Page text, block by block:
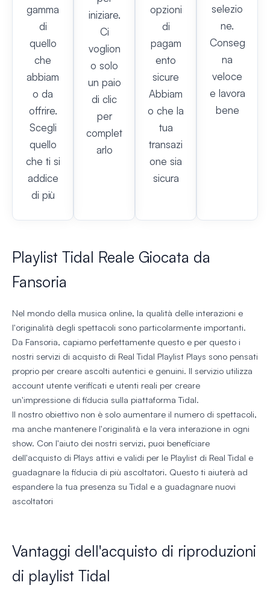
gamma
di
quello
che
abbiam
o da
offrire.
Scegli
quello
che ti si
addice
di più
iniziare.
Ci
voglion
o solo
un paio
di clic
per
complet
arlo
opzioni
di
pagam
ento
sicure
Abbiam
o che la
tua
transazi
one sia
sicura
selezio
ne.
Conseg
na
veloce
e lavora
bene
Playlist Tidal Reale Giocata da
Fansoria
Nel mondo della musica online, la qualità delle interazioni e
l'originalità degli spettacoli sono particolarmente importanti.
Da Fansoria, capiamo perfettamente questo e per questo i
nostri servizi di acquisto di Real Tidal Playlist Plays sono pensati
proprio per creare ascolti autentici e genuini. Il servizio utilizza
account utente verificati e utenti reali per creare
un'impressione di fiducia sulla piattaforma Tidal.
Il nostro obiettivo non è solo aumentare il numero di spettacoli,
ma anche mantenere l'originalità e la vera interazione in ogni
show. Con l'aiuto dei nostri servizi, puoi beneficiare
dell'acquisto di Plays attivi e validi per le Playlist di Real Tidal e
guadagnare la fiducia di più ascoltatori. Questo ti aiuterà ad
espandere la tua presenza su Tidal e a guadagnare nuovi
ascoltatori
Vantaggi dell'acquisto di riproduzioni
di playlist Tidal